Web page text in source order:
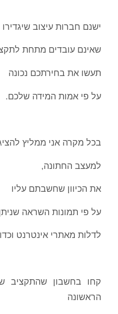
ישנם חברות עיצוב
שאינם עובדים מתחת
תעשו את בחירתכם נכונה
על פי אמות המידה שלכם.
בכל מקרה אני ממליץ
למעצב החתונה,
את הכיוון שחשבתם עליו
על פי תמונות השראה
לדלות מאתרי אינטרנט
קחו בחשבון שהתקציב
הראשונה